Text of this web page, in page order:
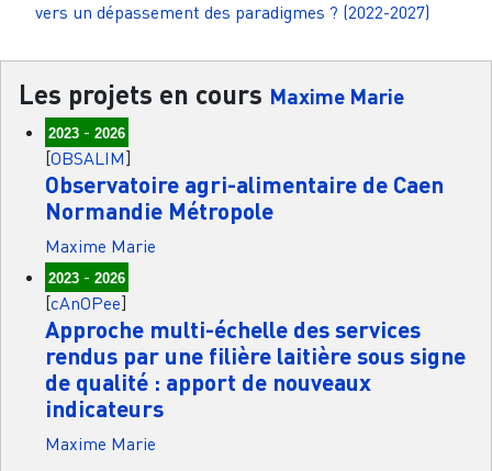
vers un dépassement des paradigmes ? (2022-2027)
Les projets en cours Maxime Marie
2023 -2026
[OBSALIM]
Observatoire agri-alimentaire de Caen
Normandie Métropole
Maxime Marie
2023 -2026
[cAnOPee]
Approche multi-échelle des services
rendus par une filière laitière sous signe
de qualité : apport de nouveaux
indicateurs
Maxime Marie